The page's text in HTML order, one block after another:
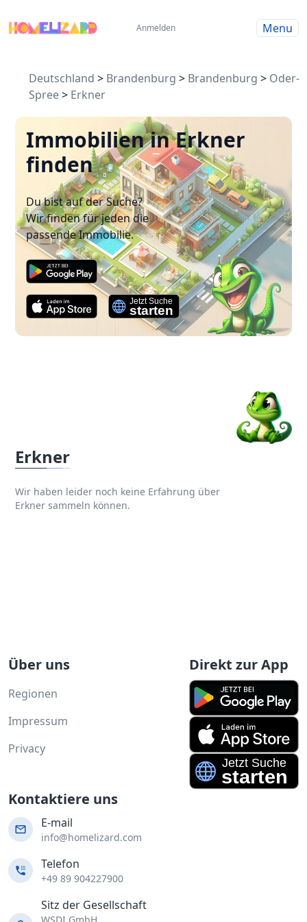
Anmelden Menu
Deutschland > Brandenburg > Brandenburg > Oder-
Spree> Erkner
Immobilien in Erkner
finden
Du bist auf der Suche?
Wir finden für jeden die
passende Immobilie.
Erkner
Wir haben leider noch keine Erfahrung über
Erkner sammeln können.
Über uns
Regionen
Impressum
Privacy
Direkt zur App
Kontaktiere uns
E-mail
info@homelizard.com
Telefon
+49 89 904227900
Sitz der Gesellschaft